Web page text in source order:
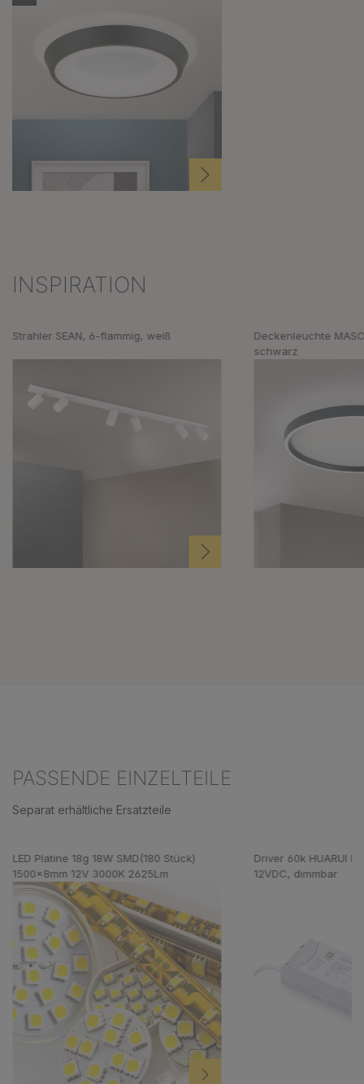
Produktgalerie überspringen
INSPIRATION
Strahler SEAN, 6-flammig, weiß
Deckenleuchte
schwarz
PASSENDE EINZELTEILE
Separat erhältliche Ersatzteile
LED Platine 18g 18W SMD(180 Stück)
1500x8mm 12V 3000K 2625Lm
Driver 60k HUARUI
12VDC, dimmbar